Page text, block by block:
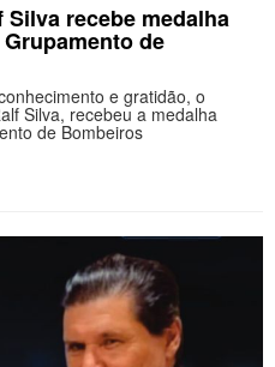
recebe medalha
Grupamento de
e gratidão, o
Silva, recebeu a medalha
de Bombeiros